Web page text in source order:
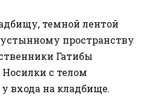
темной лентой
пространству
Гатибы
Носилки с телом
входа на кладбище.